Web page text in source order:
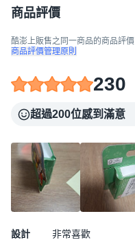
商品評價
酷澎上販售之同一商品的商品評
商品評價管理原則
230
超過200位感到滿意
設計 非常喜歡